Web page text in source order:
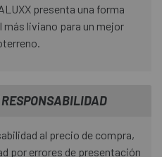
presenta una forma
más liviano para un mejor
RESPONSABILIDAD
al precio de compra,
por errores de presentación